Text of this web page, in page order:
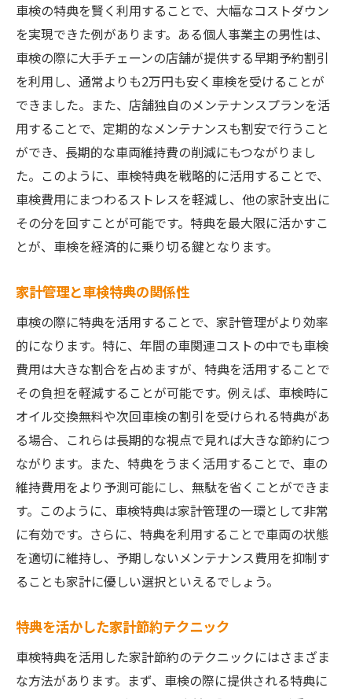
車検の特典を賢く利用することで、大幅なコストダウン
を実現できた例があります。ある個人事業主の男性は、
車検の際に大手チェーンの店舗が提供する早期予約割引
を利用し、通常よりも2万円も安く車検を受けることが
できました。また、店舗独自のメンテナンスプランを活
用することで、定期的なメンテナンスも割安で行うこと
ができ、長期的な車両維持費の削減にもつながりまし
た。このように、車検特典を戦略的に活用することで、
車検費用にまつわるストレスを軽減し、他の家計支出に
その分を回すことが可能です。特典を最大限に活かすこ
とが、車検を経済的に乗り切る鍵となります。
家計管理と車検特典の関係性
車検の際に特典を活用することで、家計管理がより効率
的になります。特に、年間の車関連コストの中でも車検
費用は大きな割合を占めますが、特典を活用することで
その負担を軽減することが可能です。例えば、車検時に
オイル交換無料や次回車検の割引を受けられる特典があ
る場合、これらは長期的な視点で見れば大きな節約につ
ながります。また、特典をうまく活用することで、車の
維持費用をより予測可能にし、無駄を省くことができま
す。このように、車検特典は家計管理の一環として非常
に有効です。さらに、特典を利用することで車両の状態
を適切に維持し、予期しないメンテナンス費用を抑制す
ることも家計に優しい選択といえるでしょう。
特典を活かした家計節約テクニック
車検特典を活用した家計節約のテクニックにはさまざま
な方法があります。まず、車検の際に提供される特典に